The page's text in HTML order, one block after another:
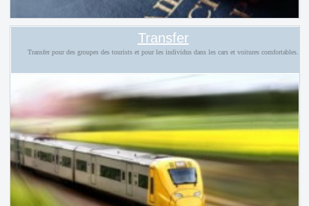
Transfer
Transfer pour des groupes des tourists et pour les individus dans les cars et voitures comfortables.